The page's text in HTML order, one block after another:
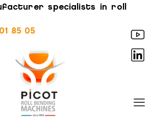
specialists in roll
85 05